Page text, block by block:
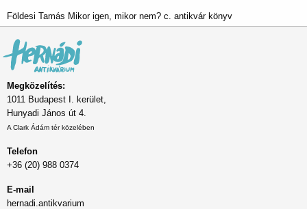
Földesi Tamás Mikor igen, mikor nem? c. antikvár könyv
Megközelítés:
1011 Budapest I. kerület,
Hunyadi János út 4.
A Clark Ádám tér közelében
Telefon
+36 (20) 988 0374
E-mail
hernadi.antikvarium